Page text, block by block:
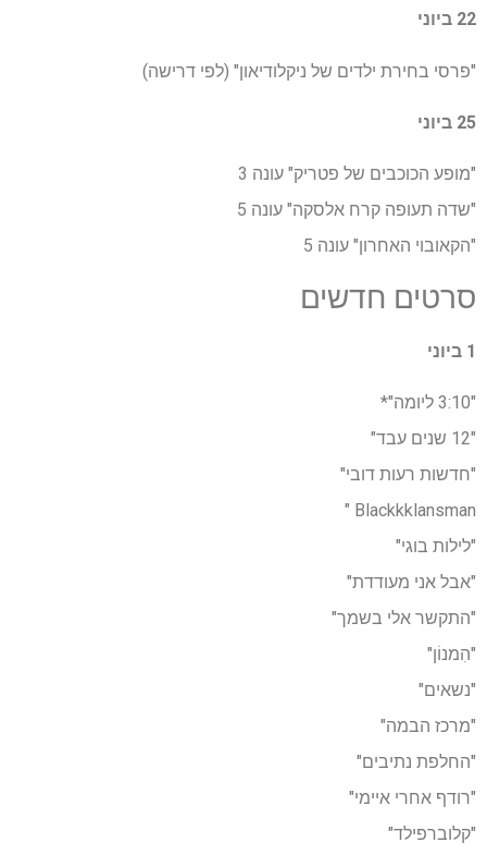
22 ביוני
"פרסי בחירת ילדים של ניקלודיאון" (לפי דרישה)
25 ביוני
"מופע הכוכבים של פטריק" עונה 3
"שדה תעופה קרח אלסקה" עונה 5
"הקאובוי האחרון" עונה 5
סרטים חדשים
1 ביוני
"3:10 ליומה"*
"12 שנים עבד"
"חדשות רעות דובי"
Blackkklansman "
"לילות בוגי"
"אבל אני מעודדת"
"התקשר אלי בשמך"
"הִמנוֹן"
"נשאים"
"מרכז הבמה"
"החלפת נתיבים"
"רודף אחרי איימי"
"קלוברפילד"